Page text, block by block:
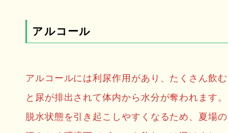
アルコール
アルコールには利尿作用があり、たくさん飲む
と尿が排出されて体内から水分が奪われます。
脱水状態を引き起こしやすくなるため、夏場の